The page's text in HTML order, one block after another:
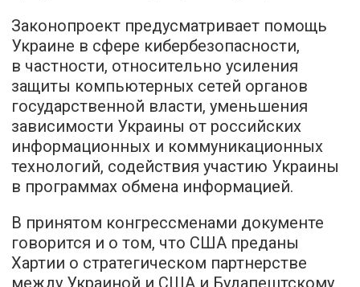
Законопроект предусматривает помощь
Украине в сфере кибербезопасности,
в частности, относительно усиления
защиты компьютерных сетей органов
государственной власти, уменьшения
зависимости Украины от российских
информационных и коммуникационных
технологий, содействия участию Украины
в программах обмена информацией.
В принятом конгрессменами документе
говорится и о том, что США преданы
Хартии о стратегическом партнерстве
между Украиной и США и Будапештскому